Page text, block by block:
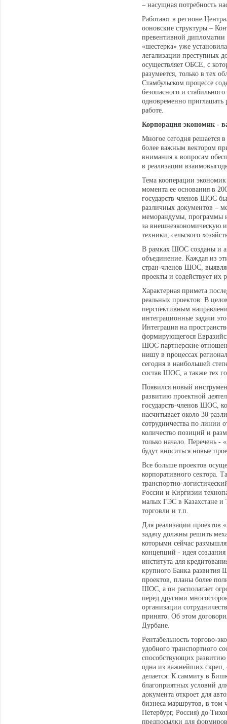
– насущная потребность
Работают в регионе
ооновские структуры –
превентивной
«шестерка» уже
легализации преступных
осуществляет ОБСЕ, с
разумеется, только в тех
Стамбульском процессе
безопасного и
одновременно приглашать
работе.
Корпорация экономик -
Многое сегодня решается
более важным вектором
внимания к вопросам
в реализации
Тема кооперации
момента ее основания в
государств-членов ШОС
различных документов –
меморандумы, программы
за внешнеэкономическую
техники, сельского
В рамках ШОС созданы и
объединение. Каждая из
стран-членов ШОС,
проекты и содействует их
Характерная примета
реальных проектов. В
перспективным
интеграционные задачи
Интеграция на
формирующегося
ШОС партнерские
нишу в процессах
сегодня в наибольшей
состав ШОС, а также тех
Появился новый
развитию проектной
государств-членов ШОС,
насчитывает около 30
сотрудничества по линии
количество позиций и
только начало. Перечень
будут вноситься новые
Все больше проектов
корпоративного сектора.
транспортно-
России и Киргизии
малых ГЭС в Казахстане и
торговли и т.п.
Для реализации проектов
задачу должны решить
которыми сейчас
концепций - идея
института для
крупного Банка развития
проектов, планы более
ШОС, а он располагает
перед другими
организации
принято. Об этом
Дурбане.
Рентабельность торгово-
удобного транспортного
способствующих
одна из важнейших
делается. К саммиту в
благоприятных условий
документа откроет для
бизнеса маршрутов, в том
Петербург, Россия) до
предпосылки для